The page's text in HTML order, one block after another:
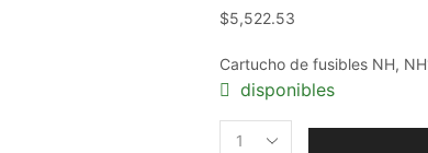
$5,522.53
Cartucho de fusibles NH,
disponibles